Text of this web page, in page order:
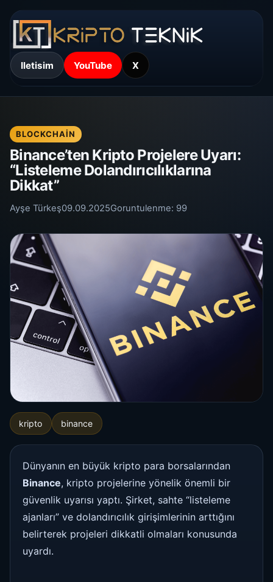
Iletisim YouTube X
BLOCKCHAIN
Binance’ten Kripto Projelere Uyarı:
“Listeleme Dolandırıcılıklarına
Dikkat”
Ayşe Türkeş09.09.2025Goruntulenme: 99
kripto binance
Dünyanın en büyük kripto para borsalarından
Binance, kripto projelerine yönelik önemli bir
güvenlik uyarısı yaptı. Şirket, sahte “listeleme
ajanları” ve dolandırıcılık girişimlerinin arttığını
belirterek projeleri dikkatli olmaları konusunda
uyardı.